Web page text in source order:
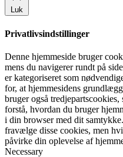
Luk
Privatlivsindstillinger
Denne hjemmeside bruger
mens du navigerer rundt på
er kategoriseret som
for, at hjemmesidens
bruger også
forstå, hvordan du bruger
i din browser med dit
fravælge disse cookies, men
påvirke din oplevelse af
Necessary